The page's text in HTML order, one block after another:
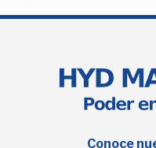
Conoce